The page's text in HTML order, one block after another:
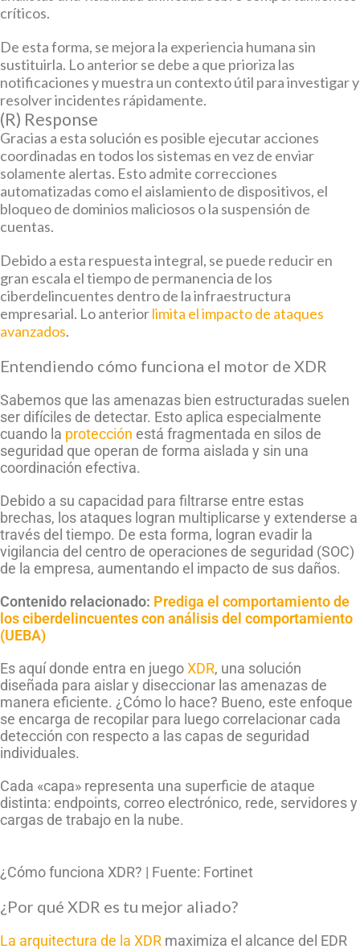
críticos.
De esta forma, se mejora la experiencia humana sin
sustituirla. Lo anterior se debe a que prioriza las
notificaciones y muestra un contexto útil para investigar y
resolver incidentes rápidamente.
(R) Response
Gracias a esta solución es posible ejecutar acciones
coordinadas en todos los sistemas en vez de enviar
solamente alertas. Esto admite correcciones
automatizadas como el aislamiento de dispositivos, el
bloqueo de dominios maliciosos o la suspensión de
cuentas.
Debido a esta respuesta integral, se puede reducir en
gran escala el tiempo de permanencia de los
ciberdelincuentes dentro de la infraestructura
empresarial. Lo anteriorlimita el impacto de ataques
avanzados.
Entendiendo cómo funciona el motor de XDR
Sabemos que las amenazas bien estructuradas suelen
ser difíciles de detectar. Esto aplica especialmente
cuando la protección está fragmentada en silos de
seguridad que operan de forma aislada y sin una
coordinación efectiva.
Debido a su capacidad para filtrarse entre estas
brechas, los ataques logran multiplicarse y extenderse a
través del tiempo. De esta forma, logran evadir la
vigilancia del centro de operaciones de seguridad (SOC)
de la empresa, aumentando el impacto de sus daños.
Contenido relacionado: Prediga el comportamiento de
los ciberdelincuentes con análisis del comportamiento
(UEBA)
Es aquí donde entra en juegoXDR, una solución
diseñada para aislar y diseccionar las amenazas de
manera eficiente. ¿Cómo lo hace? Bueno, este enfoque
se encarga de recopilar para luego correlacionar cada
detección con respecto a las capas de seguridad
individuales.
Cada «capa» representa una superficie de ataque
distinta: endpoints, correo electrónico, rede, servidores y
cargas de trabajo en la nube.
¿Cómo funciona XDR? | Fuente: Fortinet
¿Por qué XDR es tu mejor aliado?
La arquitectura de la XDR maximiza el alcance del EDR